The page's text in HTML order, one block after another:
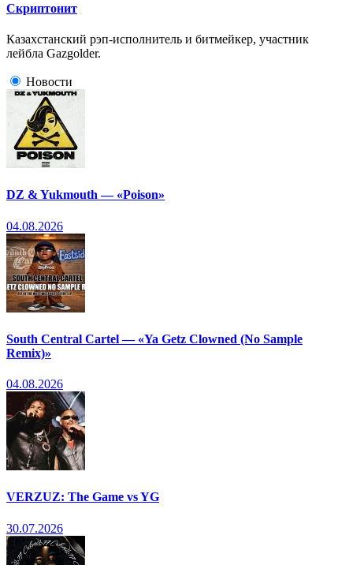
Скриптонит
Казахстанский рэп-исполнитель и битмейкер, участник
лейбла Gazgolder.
Новости
DZ & Yukmouth — «Poison»
04.08.2026
South Central Cartel — «Ya Getz Clowned (No Sample
Remix)»
04.08.2026
VERZUZ: The Game vs YG
30.07.2026